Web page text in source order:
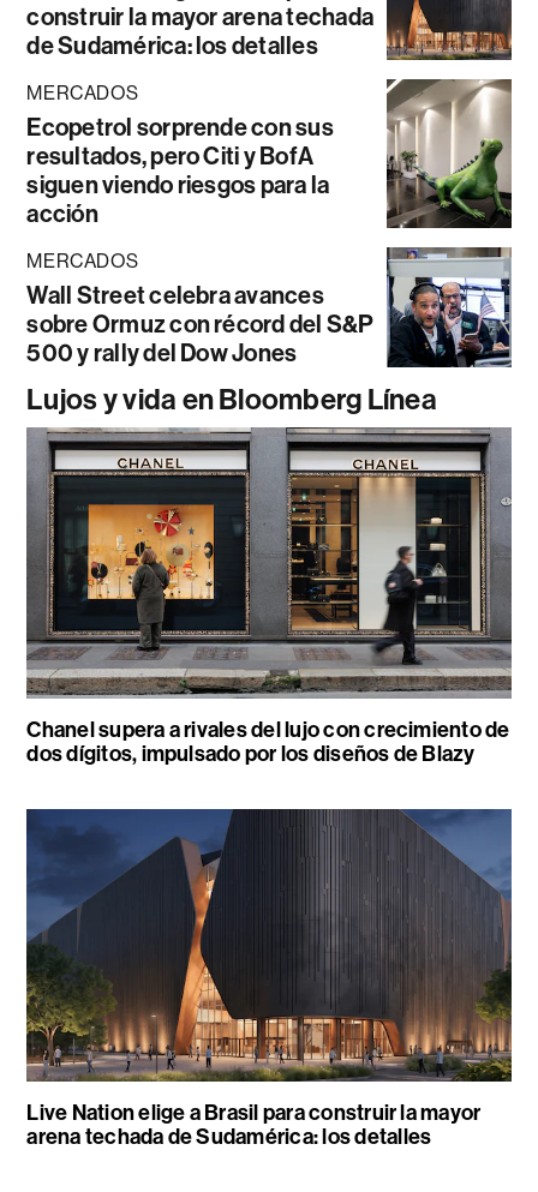
construir la mayor arena techada
de Sudamérica: los detalles
MERCADOS
Ecopetrol sorprende con sus
resultados, pero Citi y BofA
siguen viendo riesgos para la
acción
MERCADOS
Wall Street celebra avances
sobre Ormuz con récord del S&P
500 y rally del Dow Jones
Lujos y vida en Bloomberg Línea
Chanel supera a rivales del lujo con crecimiento de
dos dígitos, impulsado por los diseños de Blazy
Live Nation elige a Brasil para construir la mayor
arena techada de Sudamérica: los detalles